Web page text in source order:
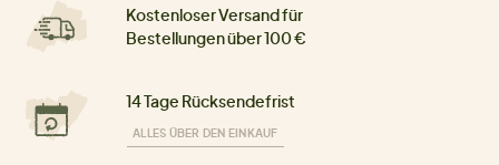
Kostenloser Versand für
Bestellungen über 100 €
14 Tage Rücksendefrist
ALLES ÜBER DEN EINKAUF